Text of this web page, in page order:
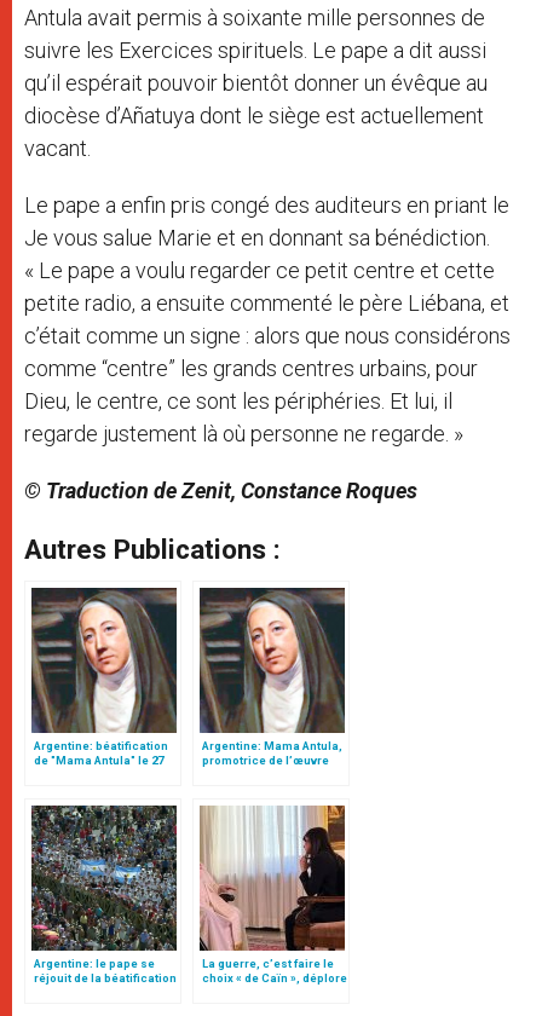
Antula avait permis à soixante mille personnes de
suivre les Exercices spirituels. Le pape a dit aussi
qu’il espérait pouvoir bientôt donner un évêque au
diocèse d’Añatuya dont le siège est actuellement
vacant.
Le pape a enfin pris congé des auditeurs en priant le
Je vous salue Marie et en donnant sa bénédiction.
« Le pape a voulu regarder ce petit centre et cette
petite radio, a ensuite commenté le père Liébana, et
c’était comme un signe : alors que nous considérons
comme “centre” les grands centres urbains, pour
Dieu, le centre, ce sont les périphéries. Et lui, il
regarde justement là où personne ne regarde. »
© Traduction de Zenit, Constance Roques
Autres Publications :
Argentine: béatification
de "Mama Antula" le 27
Argentine: Mama Antula,
promotrice de l’œuvre
Argentine: le pape se
réjouit de la béatification
La guerre, c’est faire le
choix « de Caïn », déplore